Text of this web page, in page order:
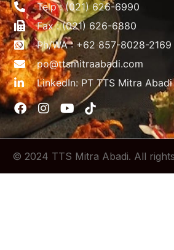
Telp : (021) 626-6990
Fax : (021) 626-6880
Ph/WA : +62 857-8028-2169
po@ttsmitraabadi.com
LinkedIn: PT TTS Mitra Abadi
© 2024 TTS Mitra Abadi. All